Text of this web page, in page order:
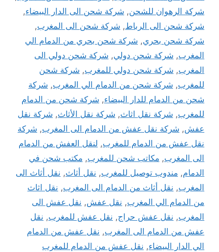
شركة الرهوان للشحن, شركة شحن الى الدار البيضاء,
شركة شحن الى الرباط, شركة شحن الى المغرب,
شركة شحن بحري, شركة شحن بحري من الدمام الي
المغرب, شركة شحن دولي, شركة شحن دولي الى
المغرب, شركة شحن دولي للمغرب, شركة شحن
للمغرب, شركة شحن من الدمام الي المغرب, شركة
شحن من الدمام للدار البيضاء, شركة شحن من الدمام
للمغرب, شركة نقل اثاث, شركة نقل الأثاث, شركة نقل
عفش, شركة نقل عفش من الدمام الى المغرب, شركة
نقل عفش من الدمام للمغرب, لنقل العفش من الدمام
الى المغرب, مكاتب شحن للمغرب, مكتب شحن في
الدمام, مندوب توصيل للمغرب, نقل أثاث, نقل أثاث الى
المغرب, نقل أثاث من الدمام الى المغرب, نقل اثاث
من الدمام الي المغرب, نقل عفش, نقل عفش الى
المغرب, نقل عفش حراج, نقل عفش للمغرب, نقل
عفش من الدمام الى المغرب, نقل عفش من الدمام
الي الدار البيضاء, نقل عفش من الدمام للمغرب